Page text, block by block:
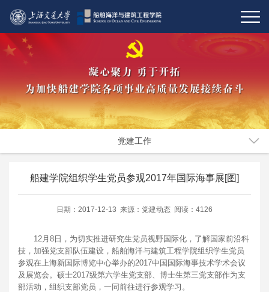
党建工作
船建学院组织学生党员参观2017年国际海事展[图]
日期：2017-12-13 来源：党建动态 阅读：4126
12月8日，为切实推进研究生党员视野国际化，了解国家前沿科
技，加强党支部队伍建设，船舶海洋与建筑工程学院组织学生党员
参观在上海新国际博览中心举办的2017中国国际海事技术学术会议
及展览会。硕士2017级第六学生党支部、博士生第三党支部作为支
部活动，组织支部党员，一同前往进行参观学习。